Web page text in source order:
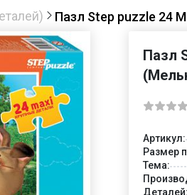
Пазл Step puzzle 24
Пазл
Артикул:
Размер
Тема:
Деталей: